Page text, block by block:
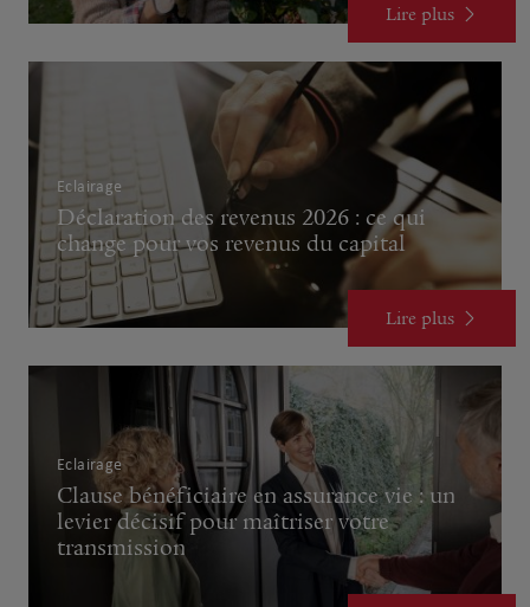
Lire plus
Eclairage
Déclaration des revenus 2026 : ce qui
change pour vos revenus du capital
Lire plus
Eclairage
Clause bénéficiaire en assurance vie : un
levier décisif pour maîtriser votre
transmission